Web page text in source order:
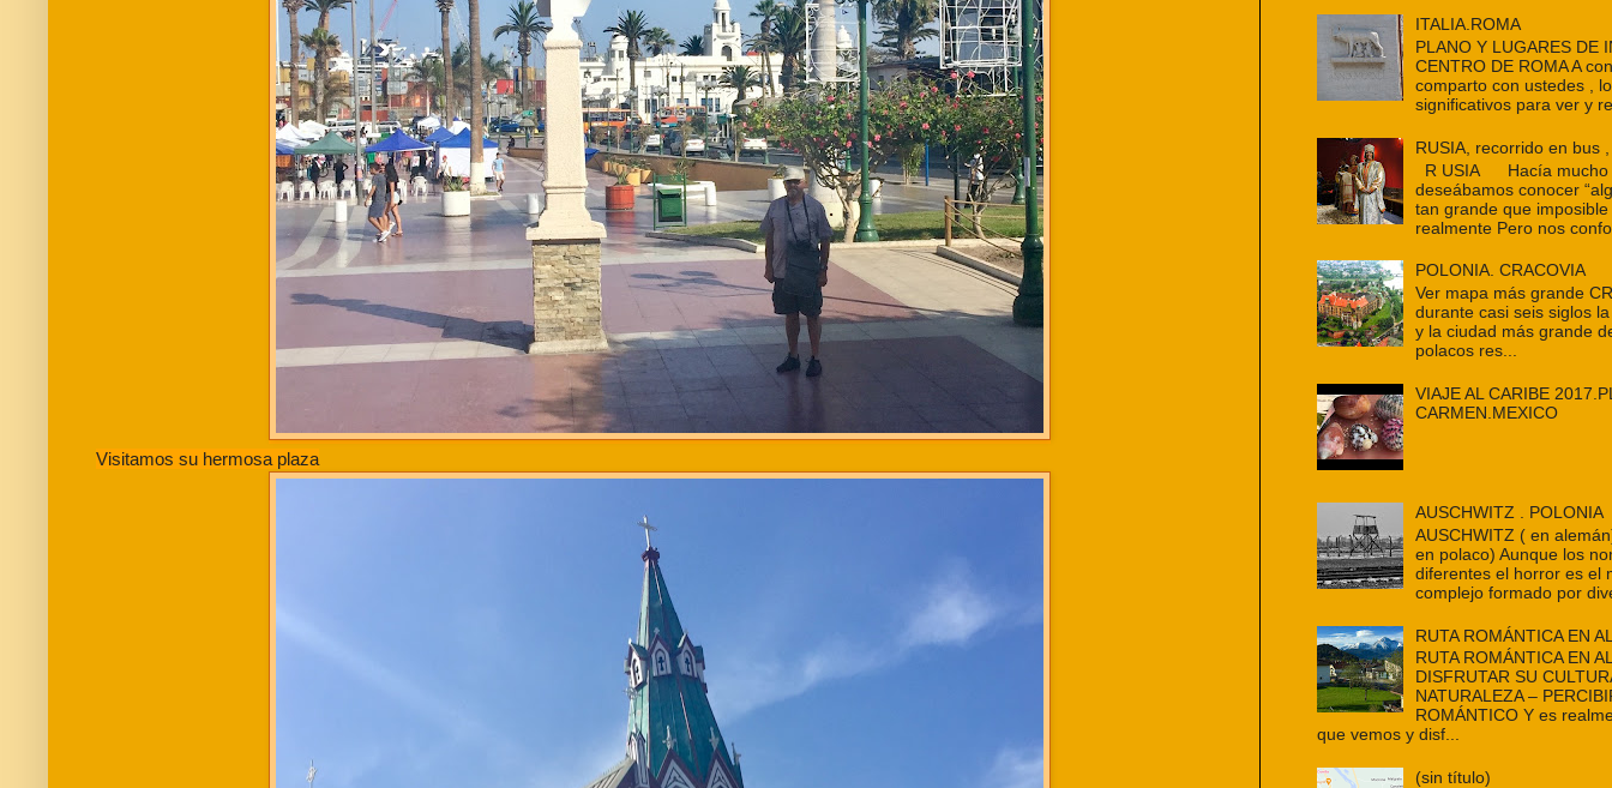
Visitamos su hermosa plaza
ITALIA.ROMA
PLANO Y LUGARES DE
CENTRO DE ROMA A
comparto con ustedes ,
significativos para ver y
RUSIA, recorrido en bus
R USIA Hacía mucho
deseábamos conocer
tan grande que
realmente Pero nos
POLONIA. CRACOVIA
Ver mapa más grande
durante casi seis siglos
y la ciudad más grande
polacos res...
VIAJE AL CARIBE
CARMEN.MEXICO
AUSCHWITZ . POLONIA
AUSCHWITZ ( en
en polaco) Aunque los
diferentes el horror es el
complejo formado por
RUTA ROMÁNTICA EN
RUTA ROMÁNTICA EN
DISFRUTAR SU
NATURALEZA –
ROMÁNTICO Y es
que vemos y disf...
(sin título)